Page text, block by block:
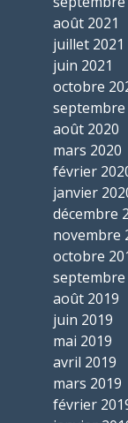
août 2021
juillet 2021
juin 2021
octobre
septembre
août 2020
mars 2020
février
janvier
décembre
novembre
octobre
septembre
août 2019
juin 2019
mai 2019
avril 2019
mars 2019
février